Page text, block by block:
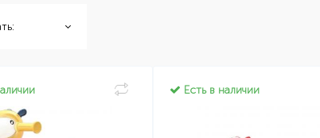
Есть в наличии